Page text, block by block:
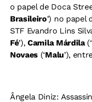
o papel de Doca
Brasileiro’) no papel
STF Evandro Lins
Fé’),Camila Márdila(‘
Novaes (‘Malu’),
Ângela Diniz: